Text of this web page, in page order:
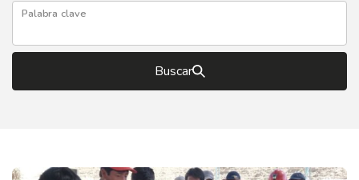
Palabra clave
Buscar